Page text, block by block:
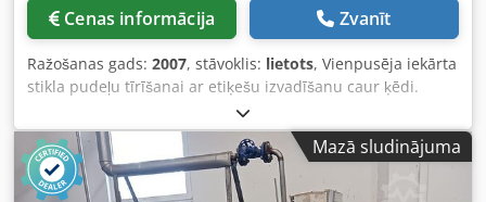
Cenas informācija Zvanīt
Ražošanas gads: 2007, stāvoklis: lietots, Vienpusēja iekārta
stikla pudeļu tīrīšanai ar etiķešu izvadīšanu caur ķēdi.
Tīrīšanas šķīdums tiek sildīts ar tvaiku. Iekārta
(papildinājums): Vienpusēja iekārta Cedpfx Aiezg I Efs Ajrf
Jauda: 17 000 pud./stundā Iekārtas ķēdes solis: 110 mm
Darbība / vadība: Simatic S7 Svars: 26 400 kg
Mazā sludinājuma